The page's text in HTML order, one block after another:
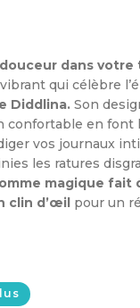
douceur dans votre
qui célèbre
Diddlina. Son
confortable en font
vos journaux
les ratures
magique fait
clin d’œil pour un